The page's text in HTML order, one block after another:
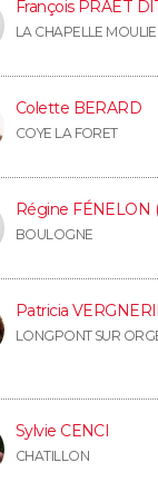
François PRAET
LA CHAPELLE
Colette BERARD
COYE LA FORET
Régine FÉNELON
BOULOGNE
Patricia
LONGPONT SUR
Sylvie CENCI
CHATILLON